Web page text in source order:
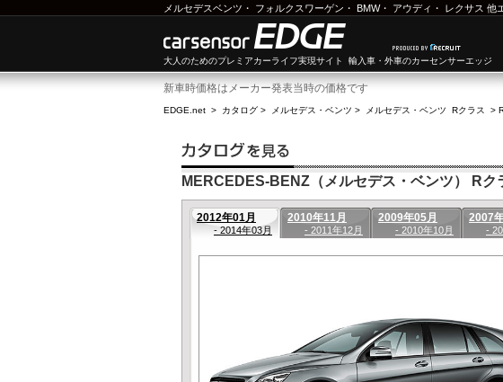
メルセデスベンツ ・ フォルクスワーゲン ・ BMW・ アウディ ・ レクサス 他
大人のためのプレミアカーライフ実現サイト 輸入車・外車のカーセンサーエッジ
新車時価格はメーカー発表当時の価格です
EDGE.net > カタログ > メルセデス・ベンツ > メルセデス・ベンツ Rクラス >
MERCEDES-BENZ（メルセデス・ベンツ） Rク
2012年01月
- 2014年03月
2010年11月
- 2011年12月
2009年05月
- 2010年10月
2007
-